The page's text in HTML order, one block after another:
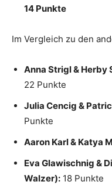
14 Punkte
Im Vergleich zu den
Anna Strigl & Herby
22 Punkte
Julia Cencig &
Punkte
Aaron Karl & Katya
Eva Glawischnig &
Walzer): 18 Punkte